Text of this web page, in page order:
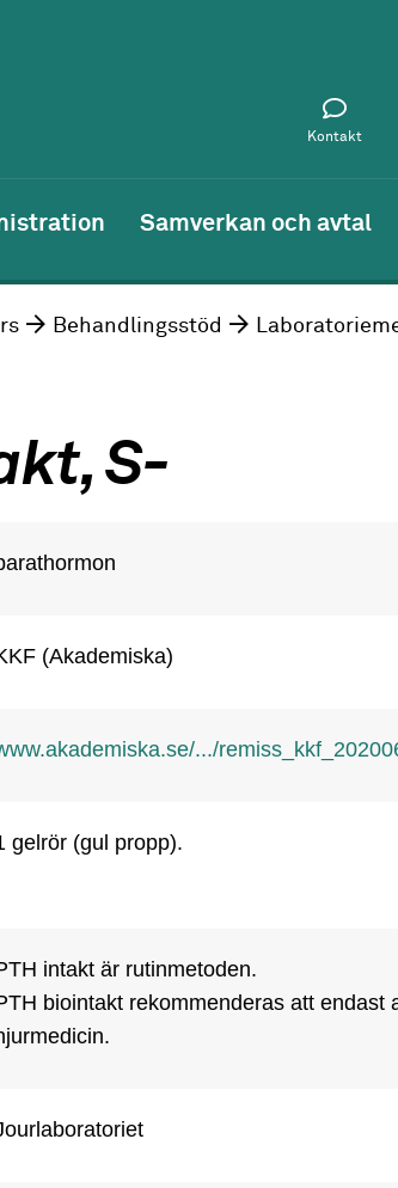
Kontakt
Samverkan och avtal
Behandlingsstöd
S-
(Akademiska)
.../
gelrör (gul propp).
intakt är rutinmetoden.
biointakt rekommenderas att endast